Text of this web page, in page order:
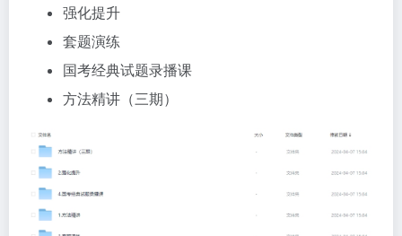
强化提升
套题演练
国考经典试题录播课
方法精讲（三期）